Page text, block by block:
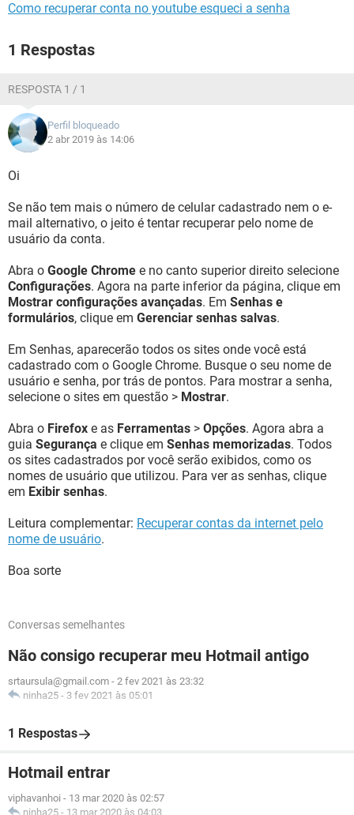
Como recuperar conta no youtube esqueci a senha
1 Respostas
RESPOSTA 1 / 1
Perfil bloqueado
2 abr 2019 às 14:06
Oi
Se não tem mais o número de celular cadastrado nem o e-
mail alternativo, o jeito é tentar recuperar pelo nome de
usuário da conta.
Abra o Google Chrome e no canto superior direito selecione
Configurações. Agora na parte inferior da página, clique em
Mostrar configurações avançadas. Em Senhas e
formulários, clique em Gerenciar senhas salvas.
Em Senhas, aparecerão todos os sites onde você está
cadastrado com o Google Chrome. Busque o seu nome de
usuário e senha, por trás de pontos. Para mostrar a senha,
selecione o sites em questão > Mostrar.
Abra o Firefox e as Ferramentas > Opções. Agora abra a
guia Segurança e clique em Senhas memorizadas. Todos
os sites cadastrados por você serão exibidos, como os
nomes de usuário que utilizou. Para ver as senhas, clique
em Exibir senhas.
Leitura complementar: Recuperar contas da internet pelo
nome de usuário.
Boa sorte
Conversas semelhantes
Não consigo recuperar meu Hotmail antigo
srtaursula@gmail.com - 2 fev 2021 às 23:32
ninha25 - 3 fev 2021 às 05:01
1 Respostas
Hotmail entrar
viphavanhoi - 13 mar 2020 às 02:57
ninha25 - 13 mar 2020 às 04:03